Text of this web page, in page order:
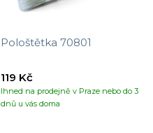
Pološtětka 70801
Ihned na prodejně v Praze nebo do 3
dnů u vás doma
119 Kč